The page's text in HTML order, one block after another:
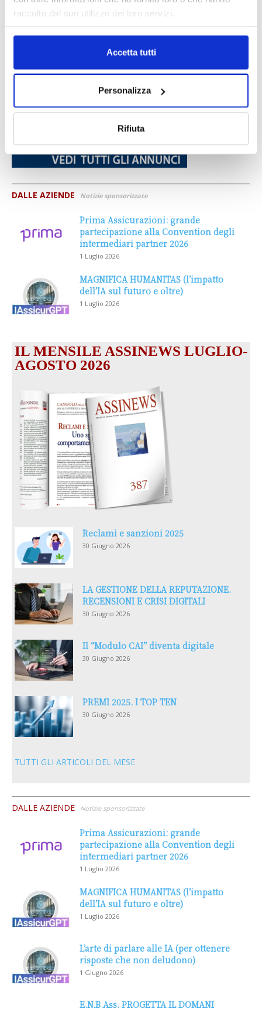
raccolto dal suo utilizzo dei loro servizi.
Accetta tutti
Personalizza
Rifiuta
DALLE AZIENDE Notizie sponsorizzate
Prima Assicurazioni: grande
partecipazione alla Convention degli
intermediari partner 2026
1 Luglio 2026
MAGNIFICA HUMANITAS (l’impatto
dell’IA sul futuro e oltre)
1 Luglio 2026
IL MENSILE ASSINEWS LUGLIO-
AGOSTO 2026
Reclami e sanzioni 2025
30 Giugno 2026
LA GESTIONE DELLA REPUTAZIONE.
RECENSIONI E CRISI DIGITALI
30 Giugno 2026
Il “Modulo CAI” diventa digitale
30 Giugno 2026
PREMI 2025. I TOP TEN
30 Giugno 2026
TUTTI GLI ARTICOLI DEL MESE
DALLE AZIENDE Notizie sponsorizzate
Prima Assicurazioni: grande
partecipazione alla Convention degli
intermediari partner 2026
1 Luglio 2026
MAGNIFICA HUMANITAS (l’impatto
dell’IA sul futuro e oltre)
1 Luglio 2026
L’arte di parlare alle IA (per ottenere
risposte che non deludono)
1 Giugno 2026
E.N.B.Ass. PROGETTA IL DOMANI